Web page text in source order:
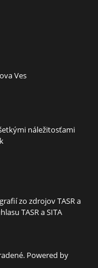
Ves
náležitosťami
zo zdrojov TASR a
TASR a SITA
Powered by